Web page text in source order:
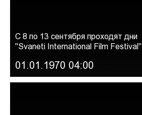
С 8 по 13 сентября проходят дни
"Svaneti International Film Festival"
01.01.1970 04:00